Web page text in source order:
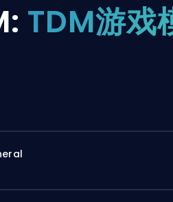
TDM游戏